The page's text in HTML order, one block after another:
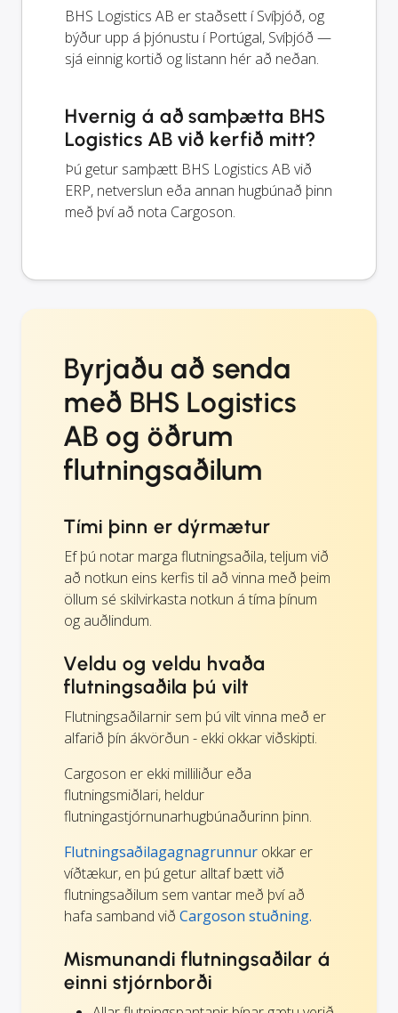
BHS Logistics AB er staðsett í Svíþjóð, og
býður upp á þjónustu í Portúgal, Svíþjóð —
sjá einnig kortið og listann hér að neðan.
Hvernig á að samþætta BHS
Logistics AB við kerfið mitt?
Þú getur samþætt BHS Logistics AB við
ERP, netverslun eða annan hugbúnað þinn
með því að nota Cargoson.
Byrjaðu að senda
með BHS Logistics
AB og öðrum
flutningsaðilum
Tími þinn er dýrmætur
Ef þú notar marga flutningsaðila, teljum við
að notkun eins kerfis til að vinna með þeim
öllum sé skilvirkasta notkun á tíma þínum
og auðlindum.
Veldu og veldu hvaða
flutningsaðila þú vilt
Flutningsaðilarnir sem þú vilt vinna með er
alfarið þín ákvörðun - ekki okkar viðskipti.
Cargoson er ekki milliliður eða
flutningsmiðlari, heldur
flutningastjórnunarhugbúnaðurinn þinn.
Flutningsaðilagagnagrunnur okkar er
víðtækur, en þú getur alltaf bætt við
flutningsaðilum sem vantar með því að
hafa samband við Cargoson stuðning.
Mismunandi flutningsaðilar á
einni stjórnborði